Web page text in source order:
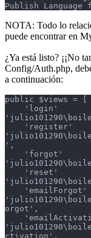
Publish
NOTA: Todo lo
puede encontrar en
¿Ya está listo? ¡¡No
Config/Auth.php,
a continuación:
public $views = [
',
orgot',
ctivation',